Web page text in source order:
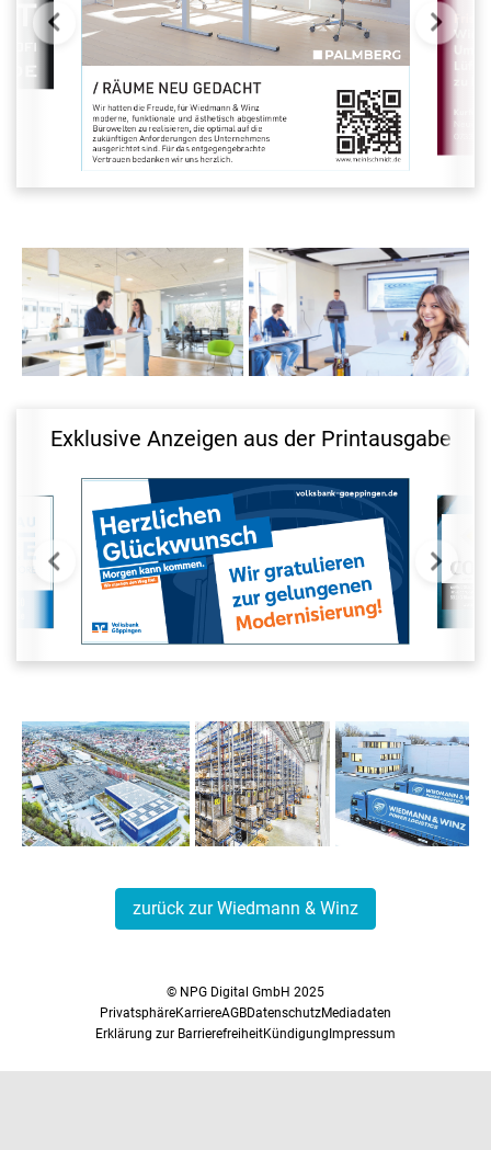
Das neue Raumkonzept
schafft offene Bereiche
für Austausch und
Zusammenarbeit.
Besprechungsräume
sind mit aktueller
Kommunikationstechnik
Exklusive Anzeigen aus der Printausgabe
Der Standort des
Logistikdienstleisters
Wiedmann &
Winz in
zurück zur Wiedmann & Winz
© NPG Digital GmbH 2025
PrivatsphäreKarriereAGBDatenschutzMediadaten
Erklärung zur BarrierefreiheitKündigung Impressum